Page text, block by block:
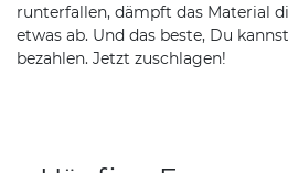
runterfallen, dämpft das Material
etwas ab. Und das beste, Du
bezahlen. Jetzt zuschlagen!